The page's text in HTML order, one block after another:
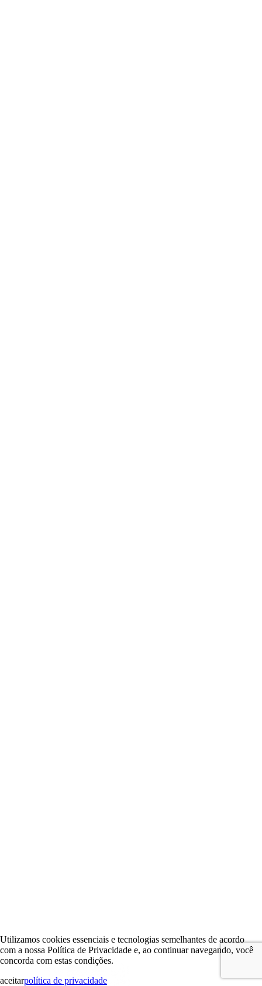
Utilizamos cookies essenciais e tecnologias semelhantes de acordo
com a nossa Política de Privacidade e, ao continuar navegando, você
concorda com estas condições.
aceitarpolítica de privacidade